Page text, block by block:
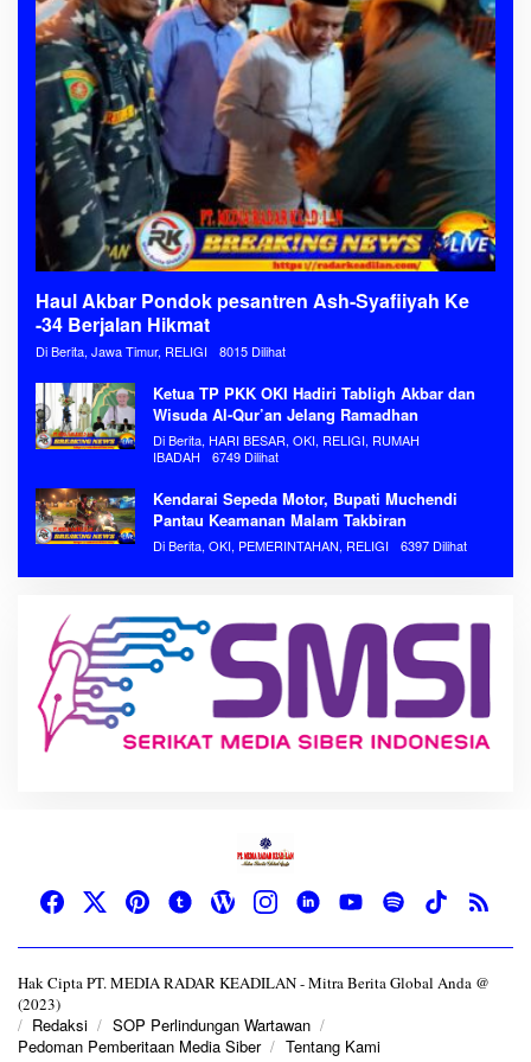
Haul Akbar Pondok pesantren Ash-Syafiiyah Ke
-34 Berjalan Hikmat
Di Berita, Jawa Timur, RELIGI 8015 Dilihat
Ketua TP PKK OKI Hadiri Tabligh Akbar dan
Wisuda Al-Qur’an Jelang Ramadhan
Di Berita, HARI BESAR, OKI, RELIGI, RUMAH
IBADAH
6749 Dilihat
Kendarai Sepeda Motor, Bupati Muchendi
Pantau Keamanan Malam Takbiran
Di Berita, OKI, PEMERINTAHAN, RELIGI 6397 Dilihat
Hak Cipta PT. MEDIA RADAR KEADILAN - Mitra Berita Global Anda @
(2023)
Redaksi
SOP Perlindungan Wartawan
Pedoman Pemberitaan Media Siber
Tentang Kami